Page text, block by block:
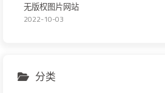
无版权图片网站
2022-10-03
分类